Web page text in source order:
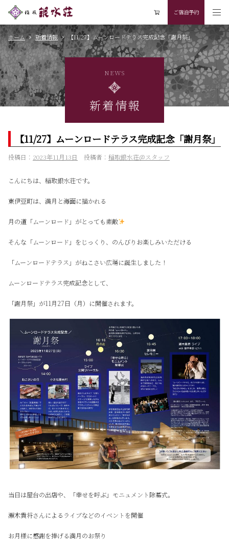
ご宿泊予約
NEWS
新着情報
ホーム 新着情報 【11/27】ムーンロードテラス完成記念「謝月祭」
【11/27】ムーンロードテラス完成記念「謝月祭」
投稿日： 2023年11月13日 投稿者： 稲取銀水荘＠スタッフ
こんにちは、稲取銀水荘です。
東伊豆町は、満月と海面に描かれる
月の道「ムーンロード」がとっても素敵
そんな「ムーンロード」をじっくり、のんびりお楽しみいただける
「ムーンロードテラス」がねこさい広場に誕生しました！
ムーンロードテラス完成記念として、
「謝月祭」が11月27日（月）に開催されます。
当日は屋台の出店や、「幸せを呼ぶ」モニュメント除幕式。
瀬木貴将さんによるライブなどのイベントを開催
お月様に感謝を捧げる満月のお祭り